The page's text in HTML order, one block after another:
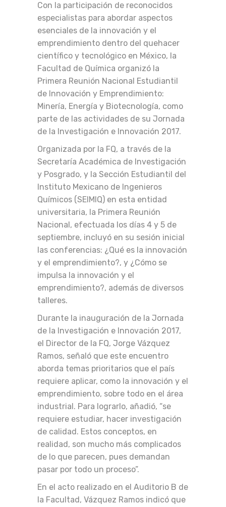
Con la participación de reconocidos
especialistas para abordar aspectos
esenciales de la innovación y el
emprendimiento dentro del quehacer
científico y tecnológico en México, la
Facultad de Química organizó la
Primera Reunión Nacional Estudiantil
de Innovación y Emprendimiento:
Minería, Energía y Biotecnología, como
parte de las actividades de su Jornada
de la Investigación e Innovación 2017.
Organizada por la FQ, a través de la
Secretaría Académica de Investigación
y Posgrado, y la Sección Estudiantil del
Instituto Mexicano de Ingenieros
Químicos (SEIMIQ) en esta entidad
universitaria, la Primera Reunión
Nacional, efectuada los días 4 y 5 de
septiembre, incluyó en su sesión inicial
las conferencias: ¿Qué es la innovación
y el emprendimiento?, y ¿Cómo se
impulsa la innovación y el
emprendimiento?, además de diversos
talleres.
Durante la inauguración de la Jornada
de la Investigación e Innovación 2017,
el Director de la FQ, Jorge Vázquez
Ramos, señaló que este encuentro
aborda temas prioritarios que el país
requiere aplicar, como la innovación y el
emprendimiento, sobre todo en el área
industrial. Para lograrlo, añadió, “se
requiere estudiar, hacer investigación
de calidad. Estos conceptos, en
realidad, son mucho más complicados
de lo que parecen, pues demandan
pasar por todo un proceso”.
En el acto realizado en el Auditorio B de
la Facultad, Vázquez Ramos indicó que